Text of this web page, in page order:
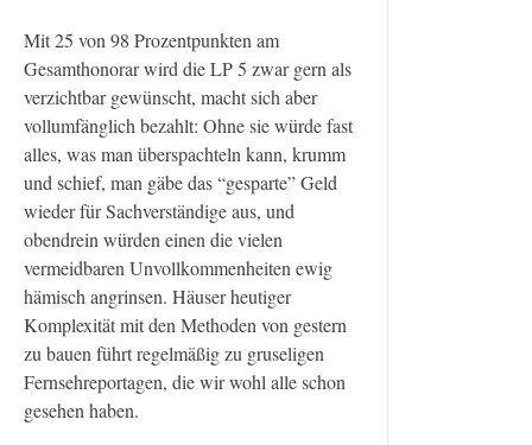
Mit 25 von 98 Prozentpunkten am
Gesamthonorar wird die LP 5 zwar gern als
verzichtbar gewünscht, macht sich aber
vollumfänglich bezahlt: Ohne sie würde fast
alles, was man überspachteln kann, krumm
und schief, man gäbe das “gesparte” Geld
wieder für Sachverständige aus, und
obendrein würden einen die vielen
vermeidbaren Unvollkommenheiten ewig
hämisch angrinsen. Häuser heutiger
Komplexität mit den Methoden von gestern
zu bauen führt regelmäßig zu gruseligen
Fernsehreportagen, die wir wohl alle schon
gesehen haben.